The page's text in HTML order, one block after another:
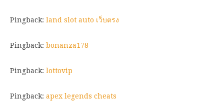
Pingback: land slot auto เว็บตรง
Pingback: bonanza178
Pingback: lottovip
Pingback: apex legends cheats